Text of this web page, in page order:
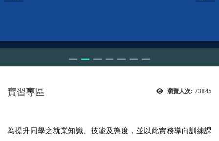
瀏覽人次: 73845
實習專區
為提升同學之就業知識、技能及態度，並以此實務導向訓練課